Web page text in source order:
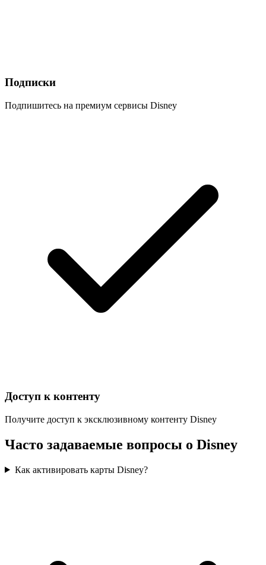
Подписки
Подпишитесь на премиум сервисы Disney
Доступ к контенту
Получите доступ к эксклюзивному контенту Disney
Часто задаваемые вопросы о Disney
Как активировать карты Disney?